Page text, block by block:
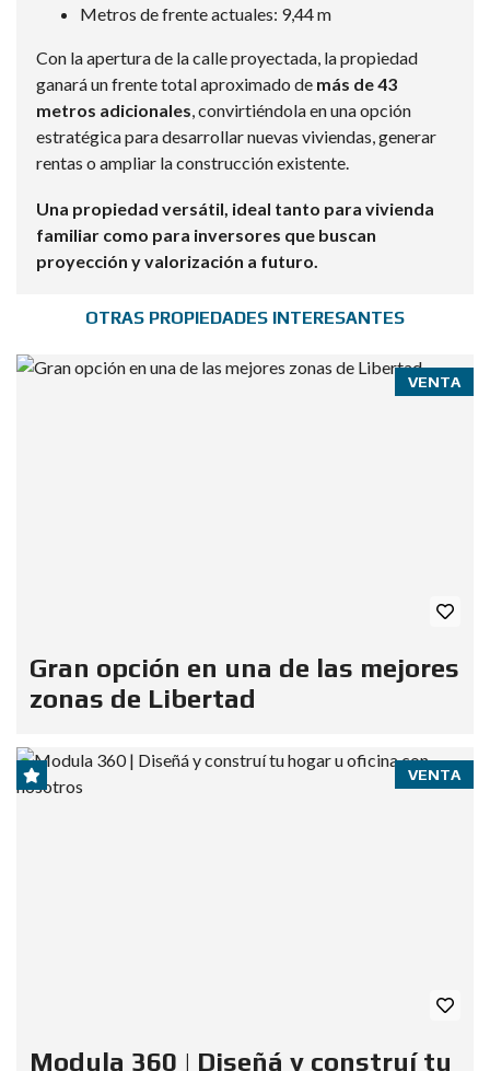
Metros de frente actuales: 9,44 m
Con la apertura de la calle proyectada, la propiedad
ganará un frente total aproximado de más de 43
metros adicionales, convirtiéndola en una opción
estratégica para desarrollar nuevas viviendas, generar
rentas o ampliar la construcción existente.
Una propiedad versátil, ideal tanto para vivienda
familiar como para inversores que buscan
proyección y valorización a futuro.
OTRAS PROPIEDADES INTERESANTES
VENTA
Gran opción en una de las mejores
zonas de Libertad
VENTA
Modula 360 | Diseñá y construí tu